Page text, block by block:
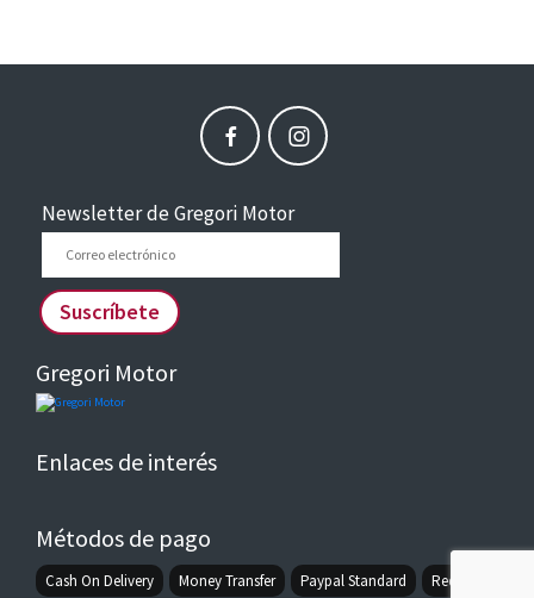
Newsletter de Gregori Motor
electrónico
Suscríbete
Gregori Motor
Enlaces de interés
Métodos de pago
Cash On Delivery Money Transfer Paypal Standard Redsys